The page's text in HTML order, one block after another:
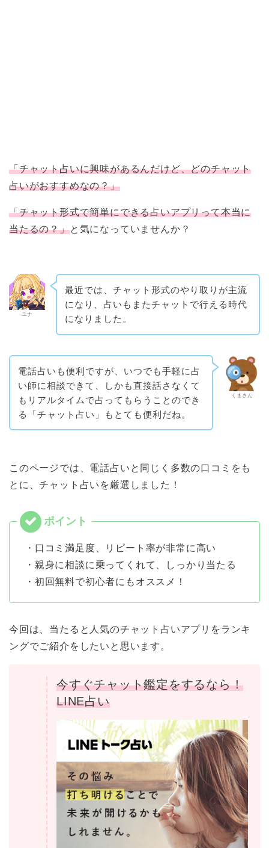
「チャット占いに興味があるんだけど、どのチャット
占いがおすすめなの？」
「チャット形式で簡単にできる占いアプリって本当に
当たるの？」と気になっていませんか？
ユナ
最近では、チャット形式のやり取りが主流
になり、占いもまたチャットで行える時代
になりました。
くまさん
電話占いも便利ですが、いつでも手軽に占
い師に相談できて、しかも直接話さなくて
もリアルタイムで占ってもらうことのでき
る「チャット占い」もとても便利だね。
このページでは、電話占いと同じく多数の口コミをも
とに、チャット占いを厳選しました！
・口コミ満足度、リピート率が非常に高い
・親身に相談に乗ってくれて、しっかり当たる
・初回無料で初心者にもオススメ！
今回は、当たると人気のチャット占いアプリをランキ
ングでご紹介をしたいと思います。
今すぐチャット鑑定をするなら！
LINE占い